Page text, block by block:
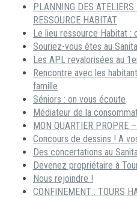
PLANNING DES
RESSOURCE HABITAT
Le lieu ressource Habitat :
Souriez-vous êtes au
Les APL revalorisées au
Rencontre avec les
famille
Séniors : on vous écoute
Médiateur de la
MON QUARTIER PROPRE
Concours de dessins ! A
Des concertations au
Devenez propriétaire à
Nous rejoindre !
CONFINEMENT : TOURS